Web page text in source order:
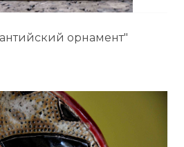
орнамент"